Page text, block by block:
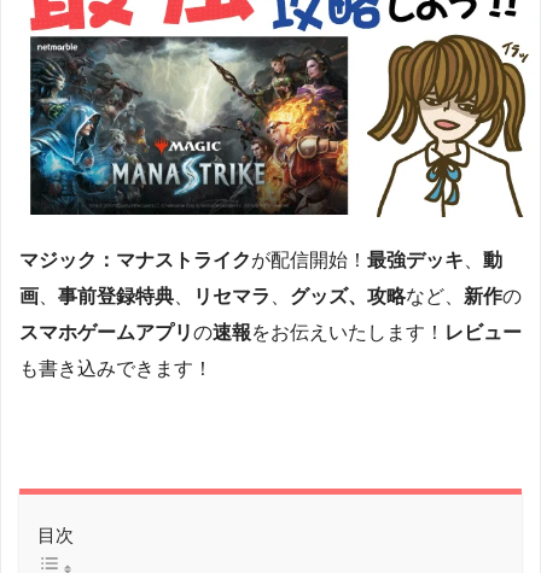
マジック：マナストライクが配信開始！ 最強デッキ
動
画
事前登録特典 リセマラ グッズ、攻略など、 新作の
スマホゲームアプリの速報をお伝えいたします！ レビュー
も書き込みできます！
目次